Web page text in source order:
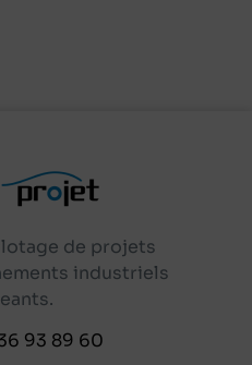
de projets
industriels
93 89 60